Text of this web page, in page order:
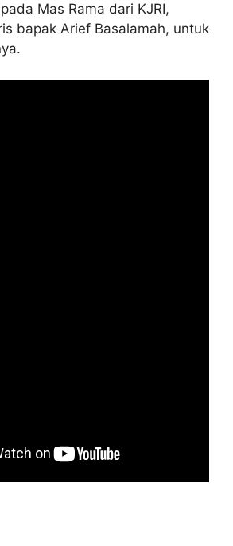
Mas Rama dari KJRI,
bapak Arief Basalamah, untuk